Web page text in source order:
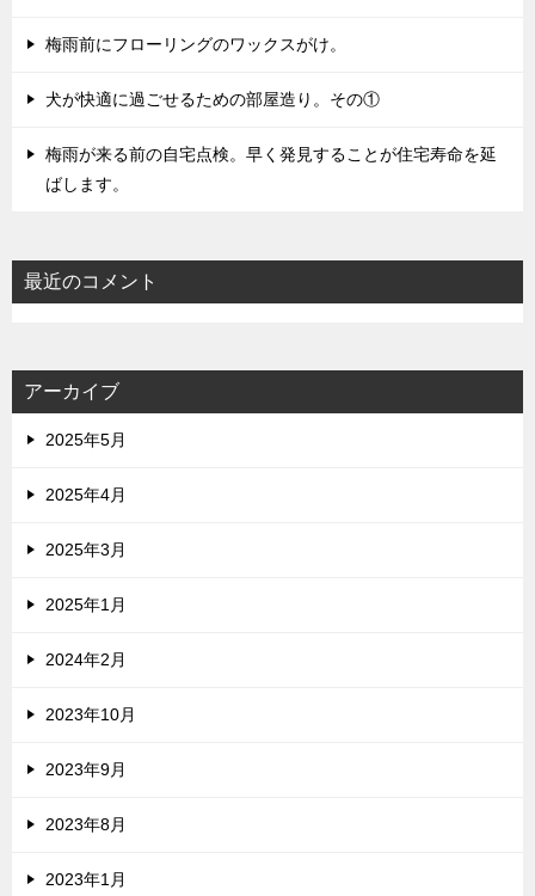
梅雨前にフローリングのワックスがけ。
犬が快適に過ごせるための部屋造り。その①
梅雨が来る前の自宅点検。早く発見することが住宅寿命を延
ばします。
最近のコメント
アーカイブ
2025年5月
2025年4月
2025年3月
2025年1月
2024年2月
2023年10月
2023年9月
2023年8月
2023年1月